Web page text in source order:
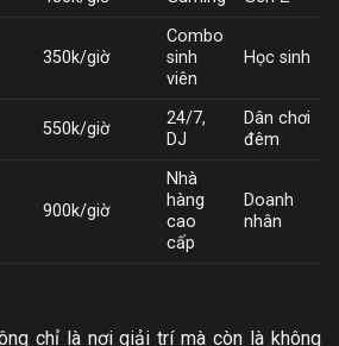
350k/giờ
Combo
sinh
viên
Học sinh
550k/giờ
24/7,
DJ
Dân chơi
đêm
900k/giờ
Nhà
hàng
cao
cấp
Doanh
nhân
chỉ là nơi giải trí mà còn là không